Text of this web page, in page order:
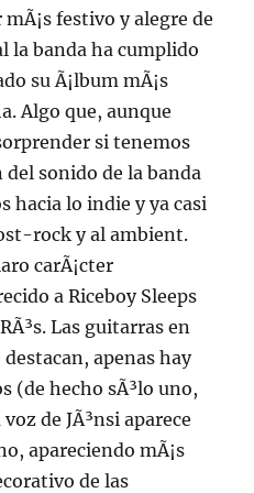
festivo y alegre de
la banda ha cumplido
su Ã¡lbum mÃ¡s
Algo que, aunque
si tenemos
del sonido de la banda
hacia lo indie y ya casi
rock y al ambient.
carÃ¡cter
a Riceboy Sleeps
Las guitarras en
apenas hay
(de hecho sÃ³lo uno,
de JÃ³nsi aparece
apareciendo mÃ¡s
de las